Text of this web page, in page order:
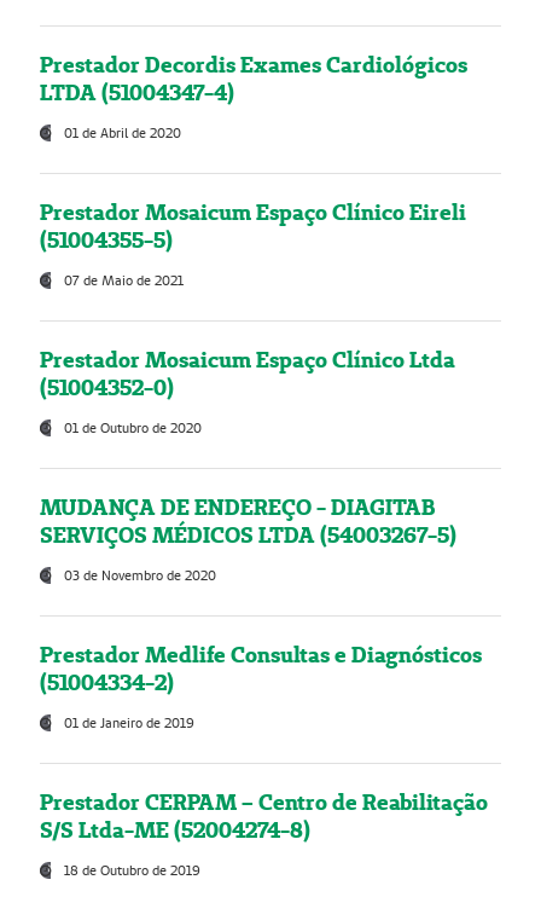
Prestador Decordis Exames Cardiológicos
LTDA (51004347-4)
01 de Abril de 2020
Prestador Mosaicum Espaço Clínico Eireli
(51004355-5)
07 de Maio de 2021
Prestador Mosaicum Espaço Clínico Ltda
(51004352-0)
01 de Outubro de 2020
MUDANÇA DE ENDEREÇO - DIAGITAB
SERVIÇOS MÉDICOS LTDA (54003267-5)
03 de Novembro de 2020
Prestador Medlife Consultas e Diagnósticos
(51004334-2)
01 de Janeiro de 2019
Prestador CERPAM – Centro de Reabilitação
S/S Ltda-ME (52004274-8)
18 de Outubro de 2019